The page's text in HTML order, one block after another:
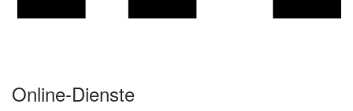
Online-Dienste